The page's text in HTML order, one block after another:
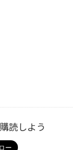
読しよう